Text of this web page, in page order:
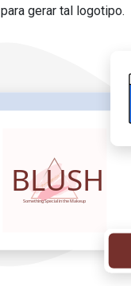
para gerar tal logotipo.